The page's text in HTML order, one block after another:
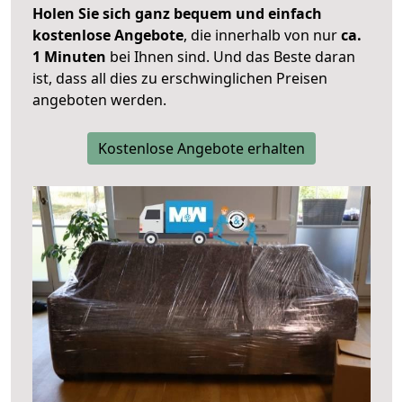
Holen Sie sich ganz bequem und einfach
kostenlose Angebote, die innerhalb von nurca.
1 Minuten bei Ihnen sind. Und das Beste daran
ist, dass all dies zu erschwinglichen Preisen
angeboten werden.
Kostenlose Angebote erhalten